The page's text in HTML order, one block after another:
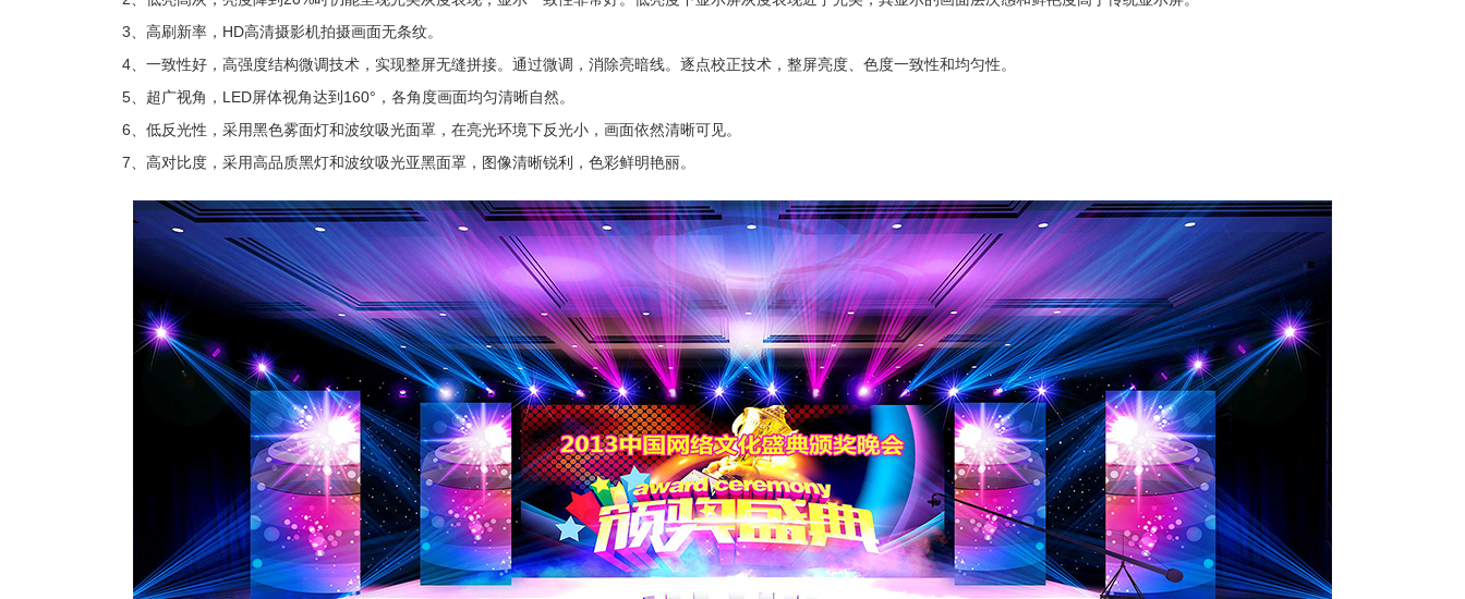
3、高刷新率，HD高清摄影机拍摄画面无条纹。
4、一致性好，高强度结构微调技术，实现整屏无缝拼接。通过微调，消除亮暗线。逐点校正技术，整屏亮度、色度一致性和均匀性。
5、超广视角，LED屏体视角达到160°，各角度画面均匀清晰自然。
6、低反光性，采用黑色雾面灯和波纹吸光面罩，在亮光环境下反光小，画面依然清晰可见。
7、高对比度，采用高品质黑灯和波纹吸光亚黑面罩，图像清晰锐利，色彩鲜明艳丽。